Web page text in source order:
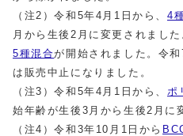
（注2）令和5年4月1日から、4
月から生後2月に変更されまし
5種混合が開始されました。令
は販売中止になりました。
（注3）令和5年4月1日から、ポ
始年齢が生後3月から生後2月に
（注4）令和3年10月1日から